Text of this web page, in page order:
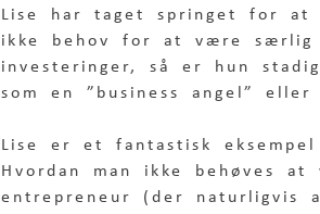
Lise har taget springet for
ikke behov for at være
investeringer, så er hun
som en ”business angel”
Lise er et fantastisk
Hvordan man ikke behøves
entrepreneur (der naturligvis